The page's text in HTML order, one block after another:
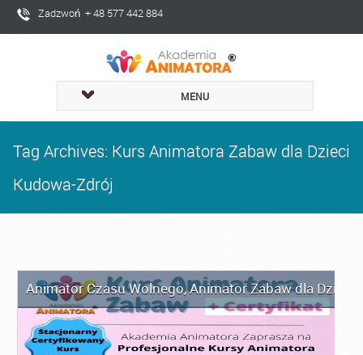
Zadzwoń + 48 577 442 884
MENU
Tag Archives: Kurs Animatora Zabaw dla Dzieci
Kudowa-Zdrój
Animator Czasu Wolnego,Animator Zabaw dla Dzieci